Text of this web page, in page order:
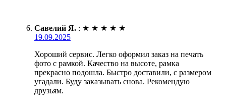
Савелий Я. : ★ ★ ★ ★ ★
19.09.2025
Хороший сервис. Легко оформил заказ на печать
фото с рамкой. Качество на высоте, рамка
прекрасно подошла. Быстро доставили, с размером
угадали. Буду заказывать снова. Рекомендую
друзьям.